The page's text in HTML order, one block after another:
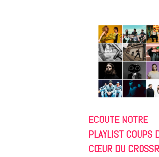
ECOUTE NOTRE
PLAYLIST COUPS
CŒUR DU